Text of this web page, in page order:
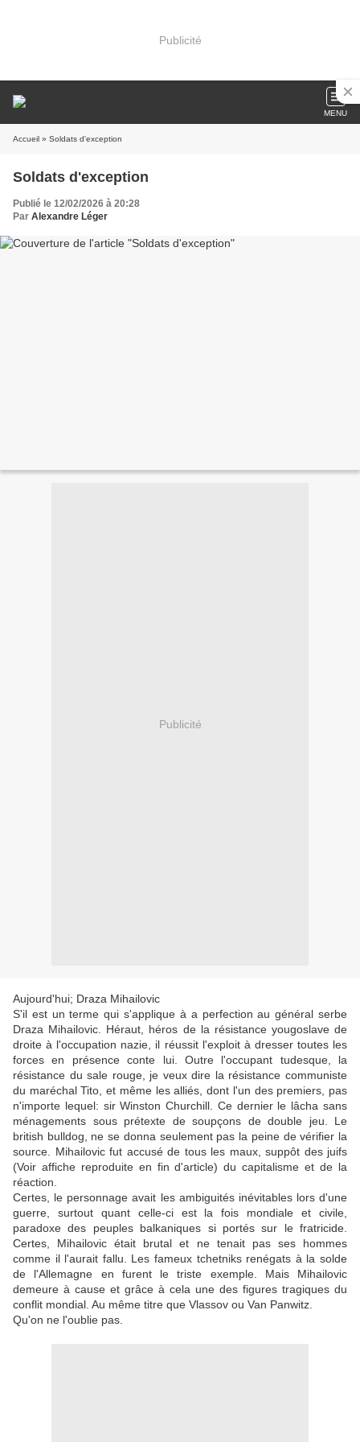
Publicité
MENU
Accueil » Soldats d'exception
Soldats d'exception
Publié le 12/02/2026 à 20:28
Par Alexandre Léger
Publicité
Aujourd'hui; Draza Mihailovic
S'il est un terme qui s'applique à a perfection au général serbe
Draza Mihailovic. Héraut, héros de la résistance yougoslave de
droite à l'occupation nazie, il réussit l'exploit à dresser toutes les
forces en présence conte lui. Outre l'occupant tudesque, la
résistance du sale rouge, je veux dire la résistance communiste
du maréchal Tito, et même les alliés, dont l'un des premiers, pas
n'importe lequel: sir Winston Churchill. Ce dernier le lâcha sans
ménagements sous prétexte de soupçons de double jeu. Le
british bulldog, ne se donna seulement pas la peine de vérifier la
source. Mihailovic fut accusé de tous les maux, suppôt des juifs
(Voir affiche reproduite en fin d'article) du capitalisme et de la
réaction.
Certes, le personnage avait les ambiguités inévitables lors d'une
guerre, surtout quant celle-ci est la fois mondiale et civile,
paradoxe des peuples balkaniques si portés sur le fratricide.
Certes, Mihailovic était brutal et ne tenait pas ses hommes
comme il l'aurait fallu. Les fameux tchetniks renégats à la solde
de l'Allemagne en furent le triste exemple. Mais Mihailovic
demeure à cause et grâce à cela une des figures tragiques du
conflit mondial. Au même titre que Vlassov ou Van Panwitz.
Qu'on ne l'oublie pas.